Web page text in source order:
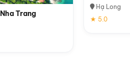
Trang
Hạ Long
★ 5.0